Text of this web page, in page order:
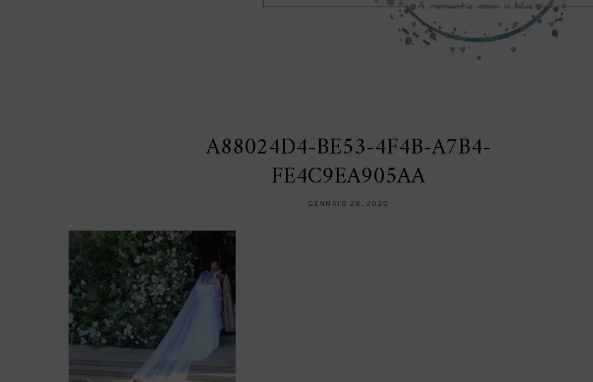
A88024D4-BE53-4F4B-A7B4-
FE4C9EA905AA
GENNAIO 28, 2020